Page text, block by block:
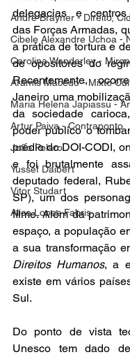
André Brayner - Direito,
Cibele Alexandre Uchoa -
Carolina Wanderley -
Aramis Macêdo - Mixto
Maria Helena Japiassu -
Artur Paiva - Contraponto
João Polaro
Yussef Daibert
Vitor Studart
Alice Lopes Fabris
delegacias e centros
das Forças Armadas,
a prática de tortura e
de opositores do
Recentemente,
Janeiro uma
da sociedade
poder público o
prédio do DOI-CODI,
e foi brutalmente
deputado federal,
SP), um dos
filme. Além da
espaço, a população
a sua transformação
Direitos Humanos, a
existe em vários
Sul.
Do ponto de vista
Unesco tem dado